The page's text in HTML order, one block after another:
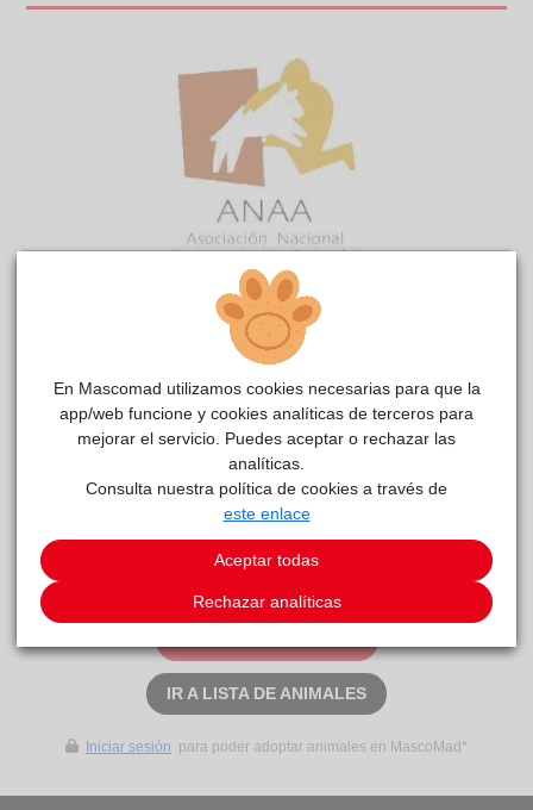
reside actualmente en el centro de acogida
COMENTARIOS
¡Quiere pasarlo bien!
Este animal aún no ha recibido solicitudes de
adopción
IR A LISTA DE ANIMALES
Iniciar sesión para poder adoptar animales en MascoMad*
En Mascomad utilizamos cookies necesarias para que la
app/web funcione y cookies analíticas de terceros para
mejorar el servicio. Puedes aceptar o rechazar las
analíticas.
Consulta nuestra política de cookies a través de
este enlace
Aceptar todas
Rechazar analíticas